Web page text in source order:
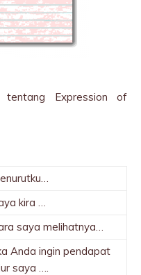
Expression of
kira …
saya melihatnya…
Anda ingin pendapat
saya ….